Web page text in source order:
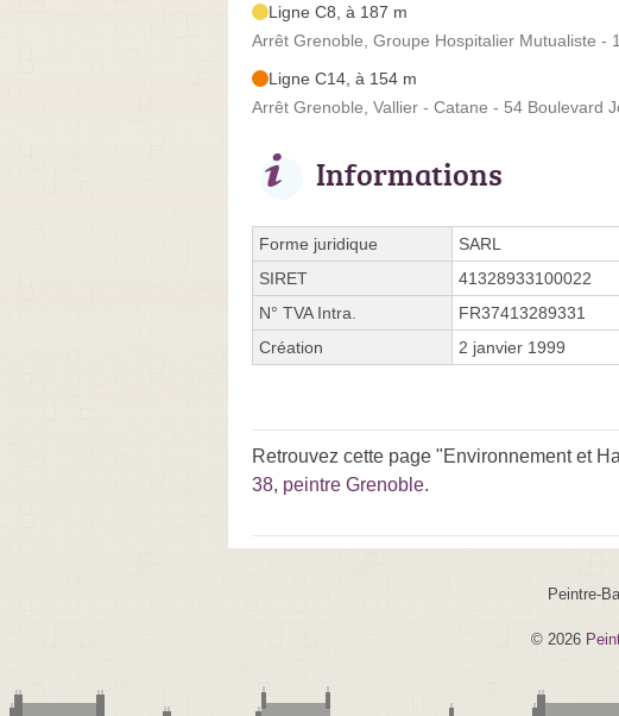
Ligne C8, à 187 m
Arrêt Grenoble, Groupe Hospitalier Mutualiste -
Ligne C14, à 154 m
Arrêt Grenoble, Vallier - Catane - 54 Boulevard
Informations
Forme juridique
SARL
SIRET
41328933100022
N° TVA Intra.
FR37413289331
Création
2 janvier 1999
Retrouvez cette page "Environnement et
38, peintre Grenoble.
Peintre-
© 2026